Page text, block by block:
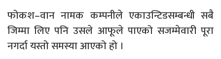
फोकश–वान नामक कम्पनीले एकाउन्टिडसम्बन्धी सबै
जिम्मा लिए पनि उसले आफूले पाएको सजम्मेवारी पूरा
नगर्दा यस्तो समस्या आएको हो ।